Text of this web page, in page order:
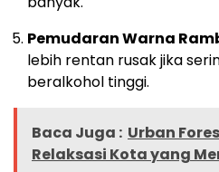
Pemudaran Warna
lebih rentan rusak jika
beralkohol tinggi.
Baca Juga : Urban
Relaksasi Kota yang